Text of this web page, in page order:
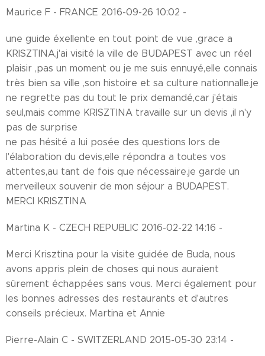
Maurice F - FRANCE 2016-09-26 10:02 -
une guide éxellente en tout point de vue ,grace a
KRISZTINA,j'ai visité la ville de BUDAPEST avec un réel
plaisir ,pas un moment ou je me suis ennuyé,elle connais
très bien sa ville ,son histoire et sa culture nationnalle.je
ne regrette pas du tout le prix demandé,car j'étais
seul,mais comme KRISZTINA travaille sur un devis ,il n'y
pas de surprise
ne pas hésité a lui posée des questions lors de
l'élaboration du devis,elle répondra a toutes vos
attentes,au tant de fois que nécessaire.je garde un
merveilleux souvenir de mon séjour a BUDAPEST.
MERCI KRISZTINA
Martina K - CZECH REPUBLIC 2016-02-22 14:16 -
Merci Krisztina pour la visite guidée de Buda, nous
avons appris plein de choses qui nous auraient
sûrement échappées sans vous. Merci également pour
les bonnes adresses des restaurants et d'autres
conseils précieux. Martina et Annie
Pierre-Alain C - SWITZERLAND 2015-05-30 23:14 -